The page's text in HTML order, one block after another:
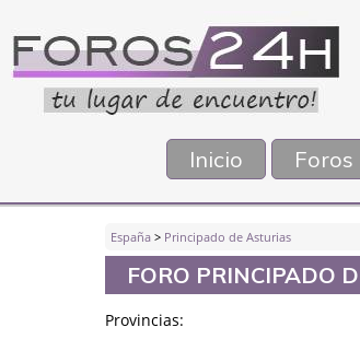
Inicio Foros
España > Principado de Asturias
FORO PRINCIPADO
Provincias: